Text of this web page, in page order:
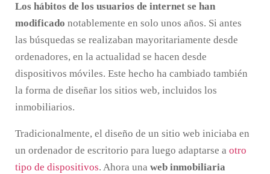
Los hábitos de los usuarios de internet se han
modificado notablemente en solo unos años. Si antes
las búsquedas se realizaban mayoritariamente desde
ordenadores, en la actualidad se hacen desde
dispositivos móviles. Este hecho ha cambiado también
la forma de diseñar los sitios web, incluidos los
inmobiliarios.
Tradicionalmente, el diseño de un sitio web iniciaba en
un ordenador de escritorio para luego adaptarse a otro
tipo de dispositivos. Ahora una web inmobiliaria